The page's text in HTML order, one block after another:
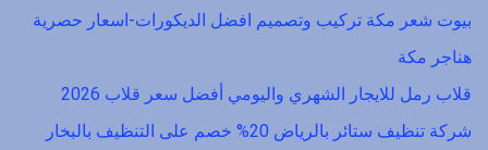
بيوت شعر مكة تركيب وتصميم افضل الديكورات-اسعار حصرية
هناجر مكة
قلاب رمل للايجار الشهري واليومي أفضل سعر قلاب 2026
شركة تنظيف ستائر بالرياض 20% خصم على التنظيف بالبخار